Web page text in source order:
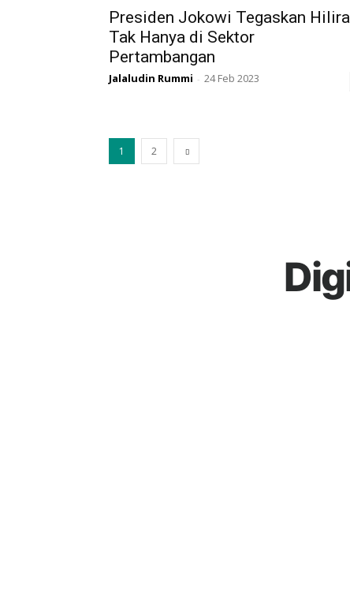
Presiden Jokowi Tegaskan
Tak Hanya di Sektor
Pertambangan
Jalaludin Rummi - 24 Feb 2023
1 2